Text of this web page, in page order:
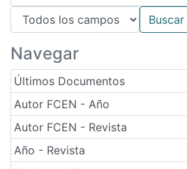
Navegar
Últimos Documentos
Autor FCEN - Año
Autor FCEN - Revista
Año - Revista